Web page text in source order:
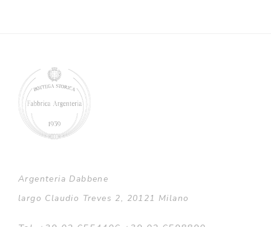
Argenteria Dabbene
largo Claudio Treves 2, 20121 Milano